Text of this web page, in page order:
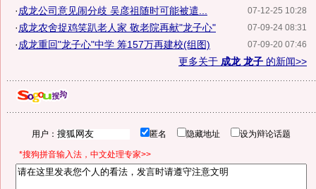
07-12-25 10:28
·成龙公司意见闹分歧 吴彦祖随时可能被遣...
07-09-24 08:31
·成龙农舍捉鸡笑趴老人家 敬老院再献"龙子心"
07-09-20 07:46
·成龙重回"龙子心"中学 筹157万再建校(组图)
更多关于 成龙 龙子 的新闻>>
用户： 匿名 隐藏地址 设为辩论话题
*搜狗拼音输入法，中文处理专家>>